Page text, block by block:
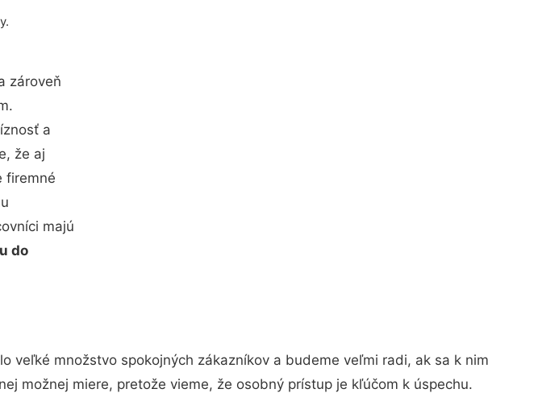
zároveň
a
že aj
firemné
majú
do
veľké množstvo spokojných zákazníkov a budeme veľmi radi, ak sa k nim
možnej miere, pretože vieme, že osobný prístup je kľúčom k úspechu.